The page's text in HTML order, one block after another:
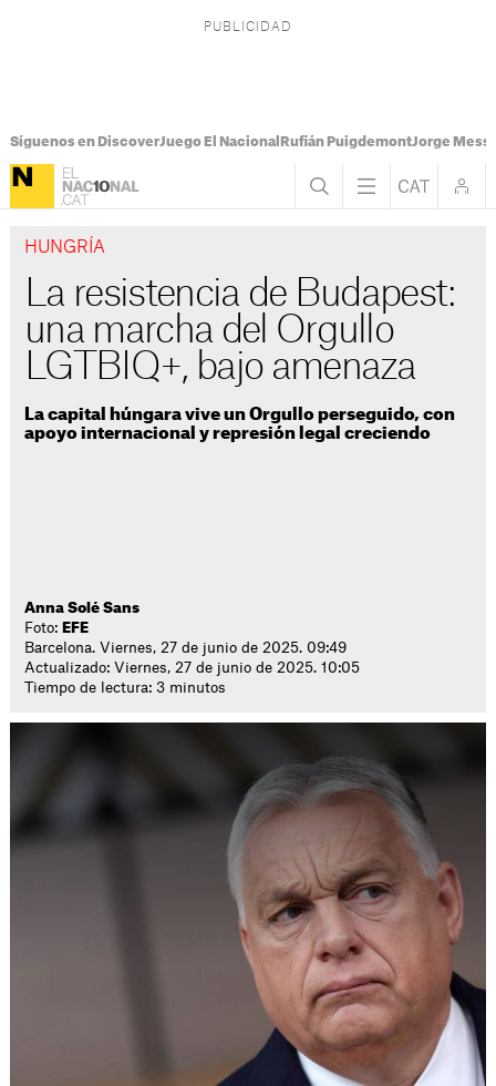
Síguenos en DiscoverJuego El Nacional Rufián PuigdemontJorge Messi
HUNGRÍA
La resistencia de Budapest:
una marcha del Orgullo
LGTBIQ+, bajo amenaza
La capital húngara vive un Orgullo perseguido, con
apoyo internacional y represión legal creciendo
Anna Solé Sans
Foto: EFE
Barcelona. Viernes, 27 de junio de 2025. 09:49
Actualizado: Viernes, 27 de junio de 2025. 10:05
Tiempo de lectura: 3 minutos